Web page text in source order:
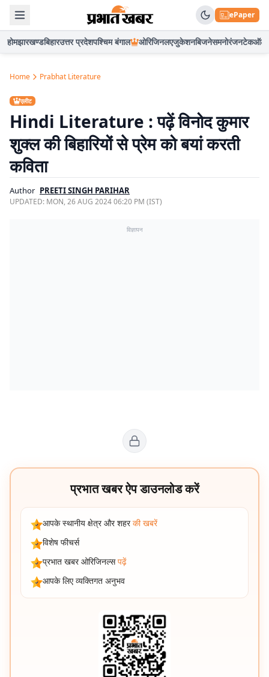
ePaper
होमझारखण्डबिहारउत्तर प्रदेशपश्चिम बंगाल ओरिजिनलएजुकेशनबिजनेसमनोरंजनटेकऑटो
Home Prabhat Literature
एलीट
Hindi Literature : पढ़ें विनोद कुमार
शुक्ल की बिहारियों से प्रेम को बयां करती
कविता
Author PREETI SINGH PARIHAR
UPDATED: MON, 26 AUG 2024 06:20 PM (IST)
विज्ञापन
प्रभात खबर ऐप डाउनलोड करें
आपके स्थानीय क्षेत्र और शहर की खबरें
विशेष फीचर्स
प्रभात खबर ओरिजिनल्स पढ़ें
आपके लिए व्यक्तिगत अनुभव